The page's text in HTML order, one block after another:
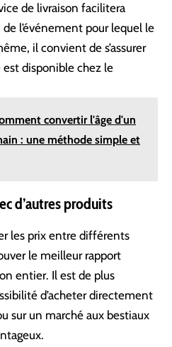
de livraison facilitera
l’événement pour lequel le
il convient de s’assurer
est disponible chez le
convertir l'âge d'un
: une méthode simple et
d’autres produits
les prix entre différents
le meilleur rapport
entier. Il est de plus
d’acheter directement
sur un marché aux bestiaux